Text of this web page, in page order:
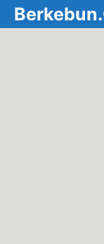
Skip
to